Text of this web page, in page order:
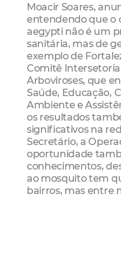
Moacir Soares,
entendendo que o
aegypti não é um
sanitária, mas de
exemplo de
Comitê
Arboviroses, que
Saúde, Educação,
Ambiente e
os resultados
significativos na
Secretário, a
oportunidade
conhecimentos,
ao mosquito tem
bairros, mas entre